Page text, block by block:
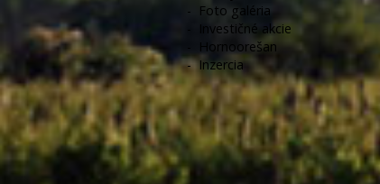
- Foto galéria
-
Investičné akcie
Hornoorešan
-Inzercia